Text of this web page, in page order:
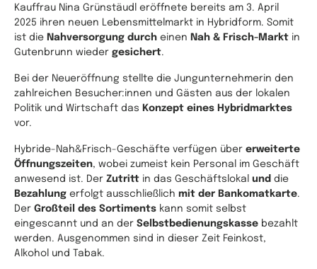
Kauffrau Nina Grünstäudl eröffnete bereits am 3. April
2025 ihren neuen Lebensmittelmarkt in Hybridform. Somit
ist die Nahversorgung durch einen Nah & Frisch-Markt in
Gutenbrunn wieder gesichert.
Bei der Neueröffnung stellte die Jungunternehmerin den
zahlreichen Besucher:innen und Gästen aus der lokalen
Politik und Wirtschaft das Konzept eines Hybridmarktes
vor.
Hybride-Nah&Frisch-Geschäfte verfügen über erweiterte
Öffnungszeiten, wobei zumeist kein Personal im Geschäft
anwesend ist. Der Zutritt in das Geschäftslokal und die
Bezahlung erfolgt ausschließlich mit der Bankomatkarte.
Der Großteil des Sortiments kann somit selbst
eingescannt und an der Selbstbedienungskasse bezahlt
werden. Ausgenommen sind in dieser Zeit Feinkost,
Alkohol und Tabak.